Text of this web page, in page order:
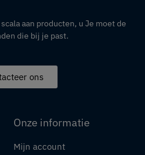
aan producten, u Je moet de
die bij je past.
ons
Onze informatie
Mijn account